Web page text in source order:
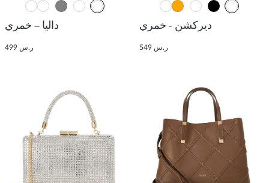
ديركشن - خمري
ر.س 549
داليا – خمري
ر.س 499